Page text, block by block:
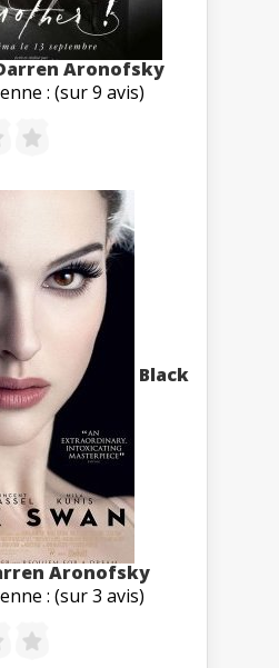
Aronofsky
: (sur 9 avis)
Black
Aronofsky
: (sur 3 avis)